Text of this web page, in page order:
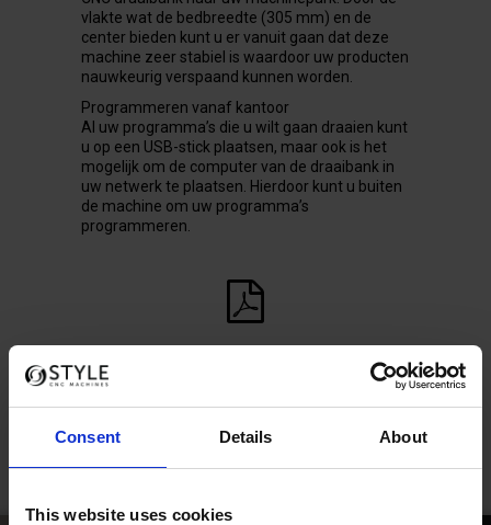
Consent Details About
This website uses cookies
vlakte wat de bedbreedte (305 mm) en de
center bieden kunt u er vanuit gaan dat deze
machine zeer stabiel is waardoor uw producten
nauwkeurig verspaand kunnen worden.
Programmeren vanaf kantoor
Al uw programma’s die u wilt gaan draaien kunt
u op een USB-stick plaatsen, maar ook is het
mogelijk om de computer van de draaibank in
uw netwerk te plaatsen. Hierdoor kunt u buiten
de machine om uw programma’s
programmeren.